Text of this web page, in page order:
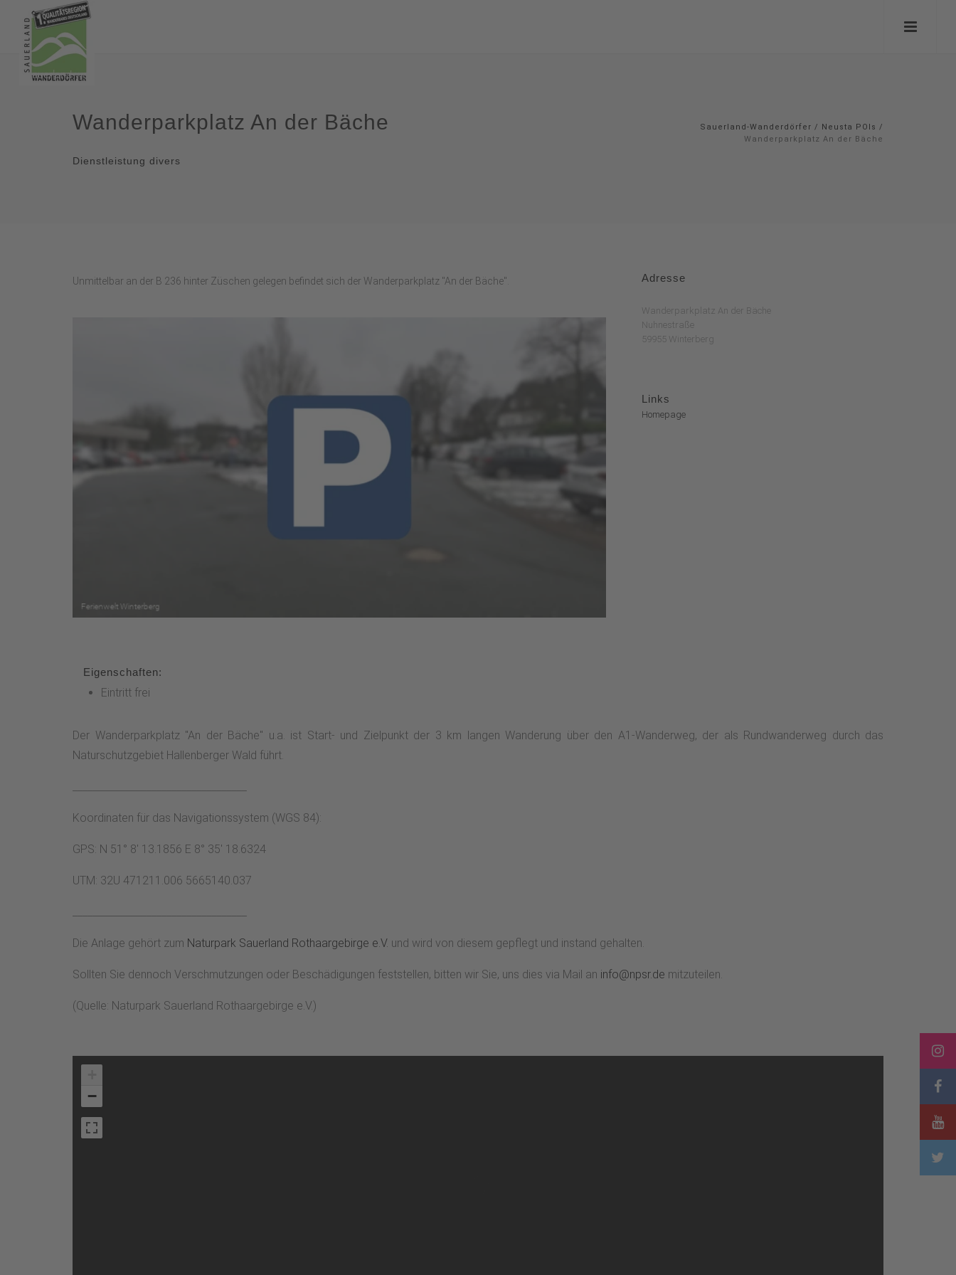
Wanderparkplatz An der Bäche
Dienstleistung divers
Sauerland-Wanderdörfer / Neusta POIs /
Wanderparkplatz An der Bäche
Unmittelbar an der B 236 hinter Züschen gelegen befindet sich der Wanderparkplatz "An der Bäche". Adresse
Wanderparkplatz An der Bäche
Nuhnestraße
59955 Winterberg
Links
Homepage
Eigenschaften:
Eintritt frei
Der Wanderparkplatz "An der Bäche" u.a. ist Start- und Zielpunkt der 3 km langen Wanderung über den A1-Wanderweg, der als Rundwanderweg durch das
Naturschutzgebiet Hallenberger Wald führt.
Koordinaten für das Navigationssystem (WGS 84):
GPS: N 51° 8' 13.1856 E 8° 35' 18.6324
UTM: 32U 471211.006 5665140.037
Die Anlage gehört zum Naturpark Sauerland Rothaargebirge e.V. und wird von diesem gepflegt und instand gehalten.
Sollten Sie dennoch Verschmutzungen oder Beschädigungen feststellen, bitten wir Sie, uns dies via Mail an info@npsr.de mitzuteilen.
(Quelle: Naturpark Sauerland Rothaargebirge e.V.)
−